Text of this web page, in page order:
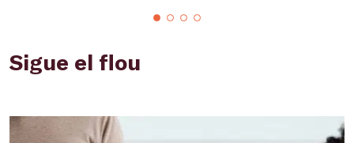
Sigue el flou